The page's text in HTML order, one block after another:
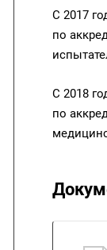
С 2017
по
С 2018
по